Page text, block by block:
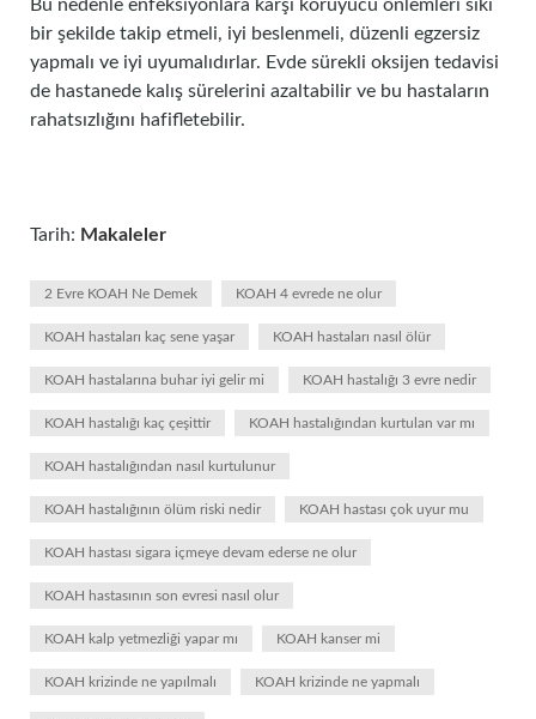
Bu nedenle enfeksiyonlara karşı koruyucu önlemleri sıkı
bir şekilde takip etmeli, iyi beslenmeli, düzenli egzersiz
yapmalı ve iyi uyumalıdırlar. Evde sürekli oksijen tedavisi
de hastanede kalış sürelerini azaltabilir ve bu hastaların
rahatsızlığını hafifletebilir.
Tarih: Makaleler
2 Evre KOAH Ne Demek KOAH 4 evrede ne olur
KOAH hastaları kaç sene yaşar KOAH hastaları nasıl ölür
KOAH hastalarına buhar iyi gelir mi KOAH hastalığı 3 evre nedir
KOAH hastalığı kaç çeşittir KOAH hastalığından kurtulan var mı
KOAH hastalığından nasıl kurtulunur
KOAH hastalığının ölüm riski nedir KOAH hastası çok uyur mu
KOAH hastası sigara içmeye devam ederse ne olur
KOAH hastasının son evresi nasıl olur
KOAH kalp yetmezliği yapar mı KOAH kanser mi
KOAH krizinde ne yapılmalı KOAH krizinde ne yapmalı